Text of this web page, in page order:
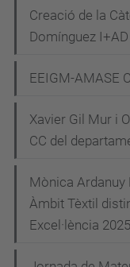
Creació de la
Domínguez
EEIGM-AMASE
Xavier Gil Mur i
CC del
Mònica Ardanuy
Àmbit Tèxtil
Excel·lència 2025